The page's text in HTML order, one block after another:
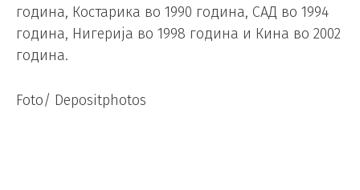
година, Костарика во 1990 година, САД во 1994
година, Нигерија во 1998 година и Кина во 2002
година.
Foto/ Depositphotos